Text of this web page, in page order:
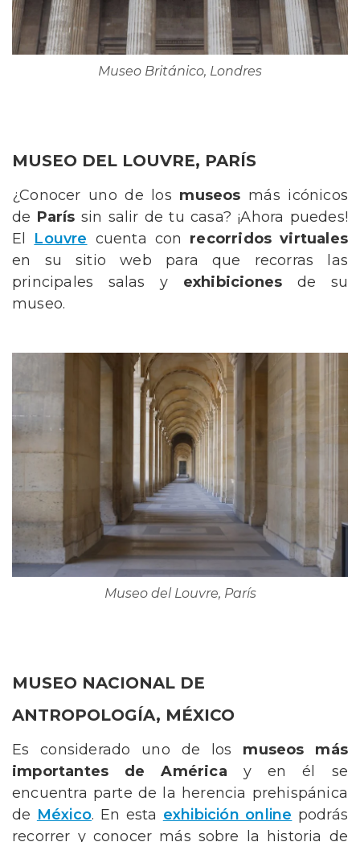
Museo Británico, Londres
MUSEO DEL LOUVRE, PARÍS
¿Conocer uno de los museos más icónicos
de París sin salir de tu casa? ¡Ahora puedes!
El Louvre cuenta con recorridos virtuales
en su sitio web para que recorras las
principales salas y exhibiciones de su
museo.
Museo del Louvre, París
MUSEO NACIONAL DE
ANTROPOLOGÍA, MÉXICO
Es considerado uno de los museos más
importantes de América y en él se
encuentra parte de la herencia prehispánica
de México. En esta exhibición online podrás
recorrer y conocer más sobre la historia de